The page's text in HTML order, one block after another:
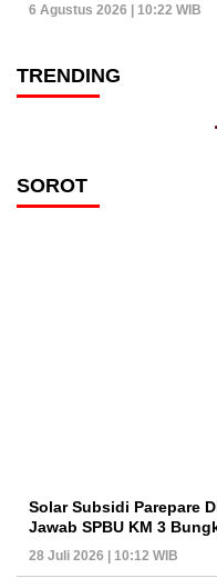
6 Agustus 2026 | 10:22 WIB
TRENDING
SOROT
Solar Subsidi Parepare
Jawab SPBU KM 3
28 Juli 2026 | 10:12 WIB